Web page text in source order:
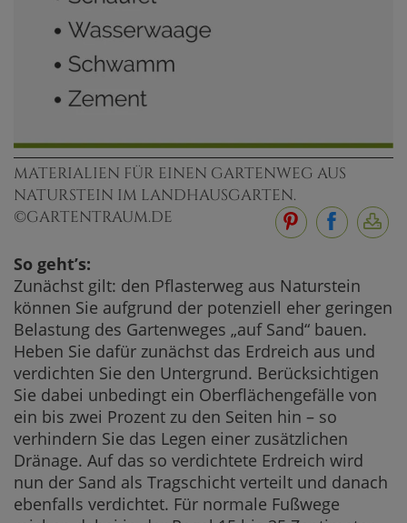
MATERIALIEN FÜR EINEN GARTENWEG AUS
NATURSTEIN IM LANDHAUSGARTEN.
©GARTENTRAUM.DE
So geht’s:
Zunächst gilt: den Pflasterweg aus Naturstein
können Sie aufgrund der potenziell eher geringen
Belastung des Gartenweges „auf Sand“ bauen.
Heben Sie dafür zunächst das Erdreich aus und
verdichten Sie den Untergrund. Berücksichtigen
Sie dabei unbedingt ein Oberflächengefälle von
ein bis zwei Prozent zu den Seiten hin – so
verhindern Sie das Legen einer zusätzlichen
Dränage. Auf das so verdichtete Erdreich wird
nun der Sand als Tragschicht verteilt und danach
ebenfalls verdichtet. Für normale Fußwege